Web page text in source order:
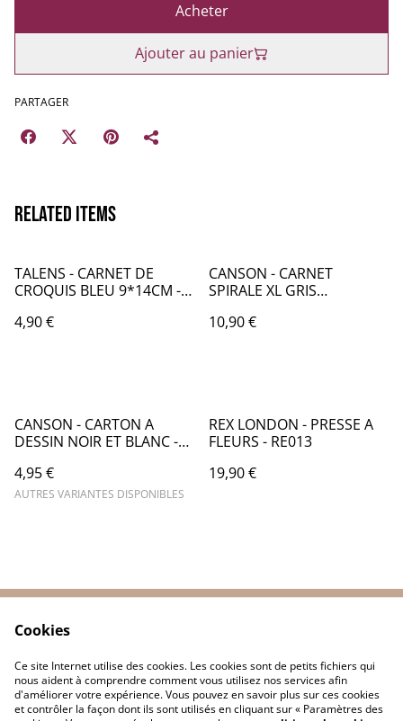
Acheter
Ajouter au panier
PARTAGER
Related items
TALENS - CARNET DE
CROQUIS BLEU 9*14CM -
4,90 €
CANSON - CARNET
SPIRALE XL GRIS
CA033
10,90 €
CANSON - CARTON A
DESSIN NOIR ET BLANC -
4,95 €
AUTRES VARIANTES DISPONIBLES
REX LONDON - PRESSE A
FLEURS - RE013
19,90 €
Politique de
confidentialité
Politique de cookies
Cookies
Ce site Internet utilise des cookies. Les cookies sont de petits fichiers qui
nous aident à comprendre comment vous utilisez nos services afin
d'améliorer votre expérience. Vous pouvez en savoir plus sur ces cookies
et contrôler la façon dont ils sont utilisés en cliquant sur « Paramètres des